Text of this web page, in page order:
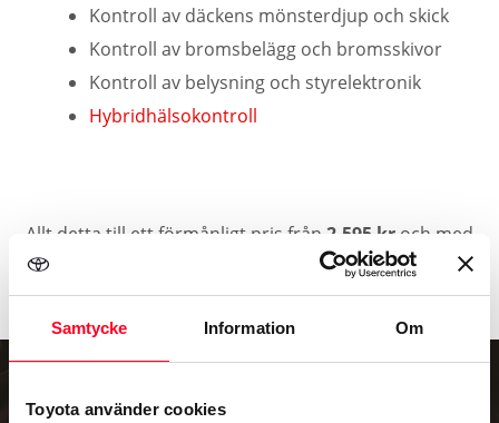
Samtycke Information Om
Toyota använder cookies
Kontroll av däckens mönsterdjup och skick
Kontroll av bromsbelägg och bromsskivor
Kontroll av belysning och styrelektronik
Hybridhälsokontroll
Allt detta till ett förmånligt pris från 2.595 kr och med
vägassistansförsäkring utan extra kostnad!